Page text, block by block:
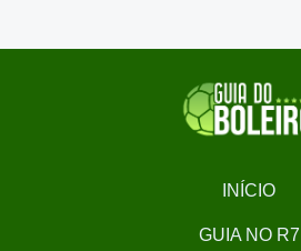
INÍCIO
GUIA NO R7